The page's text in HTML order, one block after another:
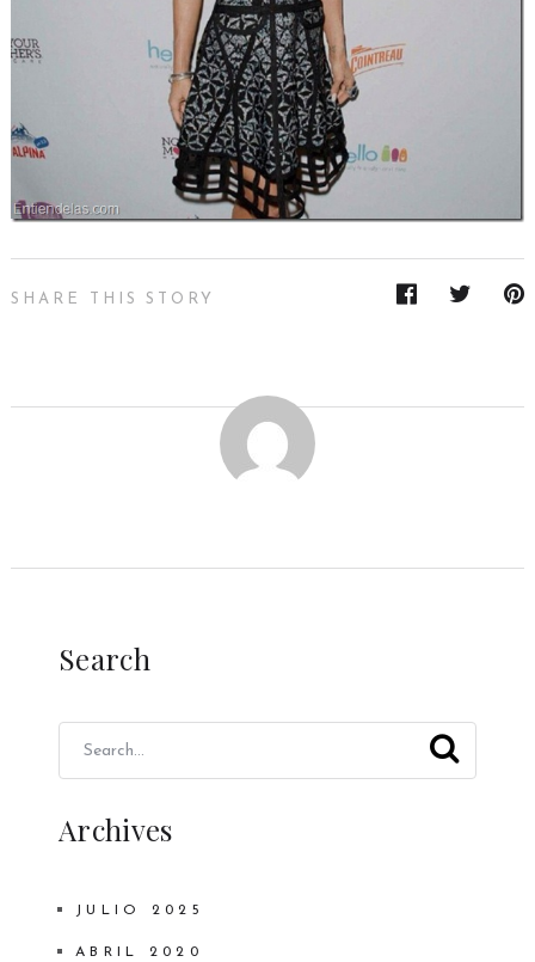
SHARE THIS STORY
Search
Archives
JULIO 2025
ABRIL 2020